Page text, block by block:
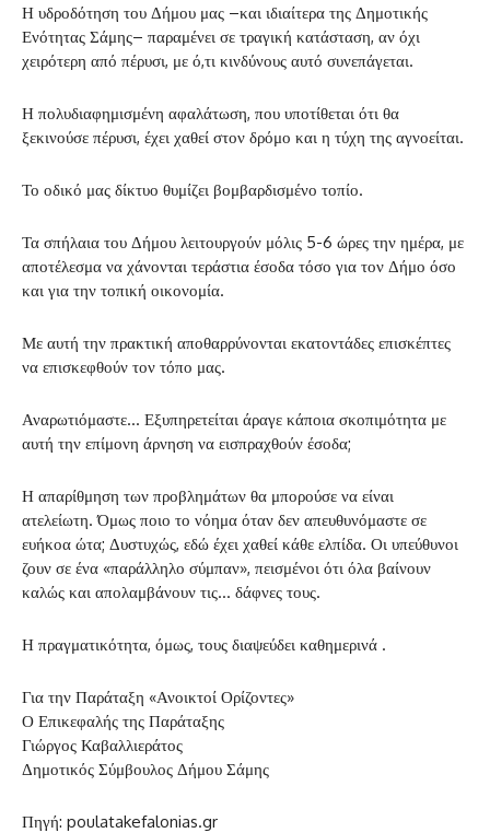
Η υδροδότηση του Δήμου μας –και ιδιαίτερα της Δημοτικής
Ενότητας Σάμης– παραμένει σε τραγική κατάσταση, αν όχι
χειρότερη από πέρυσι, με ό,τι κινδύνους αυτό συνεπάγεται.
Η πολυδιαφημισμένη αφαλάτωση, που υποτίθεται ότι θα
ξεκινούσε πέρυσι, έχει χαθεί στον δρόμο και η τύχη της αγνοείται.
Το οδικό μας δίκτυο θυμίζει βομβαρδισμένο τοπίο.
Τα σπήλαια του Δήμου λειτουργούν μόλις 5-6 ώρες την ημέρα, με
αποτέλεσμα να χάνονται τεράστια έσοδα τόσο για τον Δήμο όσο
και για την τοπική οικονομία.
Με αυτή την πρακτική αποθαρρύνονται εκατοντάδες επισκέπτες
να επισκεφθούν τον τόπο μας.
Αναρωτιόμαστε… Εξυπηρετείται άραγε κάποια σκοπιμότητα με
αυτή την επίμονη άρνηση να εισπραχθούν έσοδα;
Η απαρίθμηση των προβλημάτων θα μπορούσε να είναι
ατελείωτη. Όμως ποιο το νόημα όταν δεν απευθυνόμαστε σε
ευήκοα ώτα; Δυστυχώς, εδώ έχει χαθεί κάθε ελπίδα. Οι υπεύθυνοι
ζουν σε ένα «παράλληλο σύμπαν», πεισμένοι ότι όλα βαίνουν
καλώς και απολαμβάνουν τις… δάφνες τους.
Η πραγματικότητα, όμως, τους διαψεύδει καθημερινά .
Για την Παράταξη «Ανοικτοί Ορίζοντες»
Ο Επικεφαλής της Παράταξης
Γιώργος Καβαλλιεράτος
Δημοτικός Σύμβουλος Δήμου Σάμης
Πηγή: poulatakefalonias.gr